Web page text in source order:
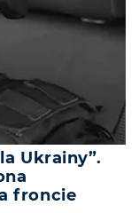
Ukrainy”.
froncie